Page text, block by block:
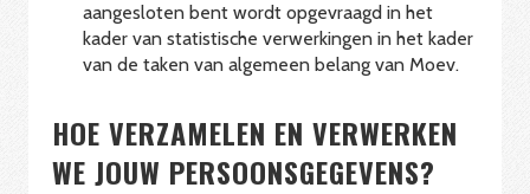
aangesloten bent wordt opgevraagd in het
kader van statistische verwerkingen in het kader
van de taken van algemeen belang van Moev.
HOE VERZAMELEN EN VERWERKEN
WE JOUW PERSOONSGEGEVENS?